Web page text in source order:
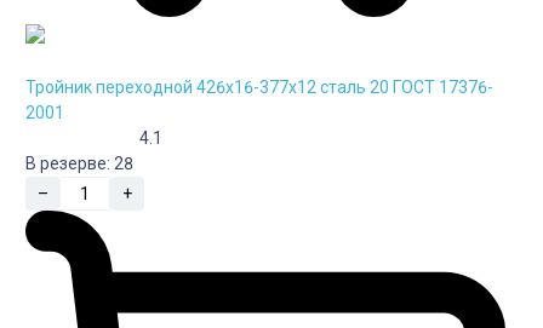
Тройник переходной 426х16-377х12 сталь 20 ГОСТ 17376-
2001
4.1
В резерве: 28
–
+